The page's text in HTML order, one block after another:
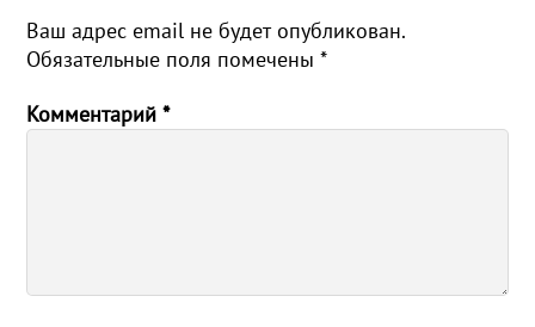
Ваш адрес email не будет опубликован.
Обязательные поля помечены*
Комментарий*